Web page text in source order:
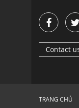
Contact
TRANG CHỦ